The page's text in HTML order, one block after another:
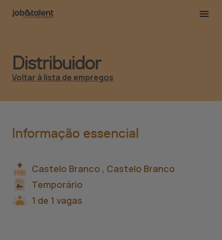
Distribuidor
Voltar à lista de empregos
Informação essencial
Castelo Branco , Castelo Branco
Temporário
1 de 1 vagas